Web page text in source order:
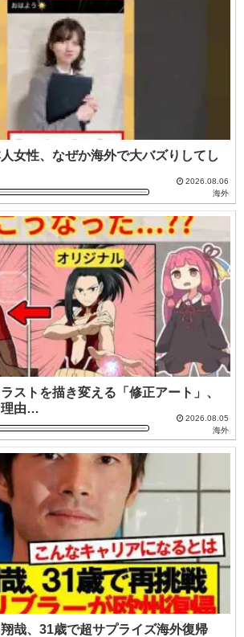
人女性、なぜか海外で大バズりしてし
2026.08.06
海外
ストを描き変える「修正アート」、
理由…
2026.08.05
海外
翔哉、31歳で超サプライズ海外復帰